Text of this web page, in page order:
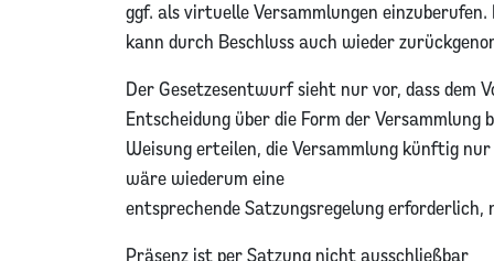
ggf. als virtuelle Versammlungen
kann durch Beschluss auch wieder
Der Gesetzesentwurf sieht nur vor, dass dem
Entscheidung über die Form der
Weisung erteilen, die Versammlung künftig
wäre wiederum eine
entsprechende Satzungsregelung
Präsenz ist per Satzung nicht ausschließbar